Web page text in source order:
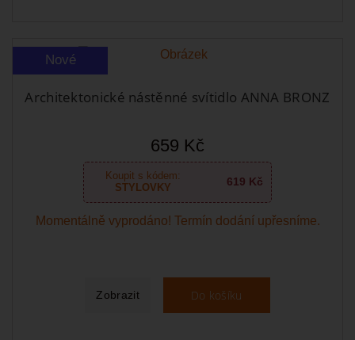
Nové
Architektonické nástěnné svítidlo ANNA BRONZ
659 Kč
Koupit s kódem:
STYLOVKY
619 Kč
Momentálně vyprodáno! Termín dodání upřesníme.
Zobrazit Do košíku